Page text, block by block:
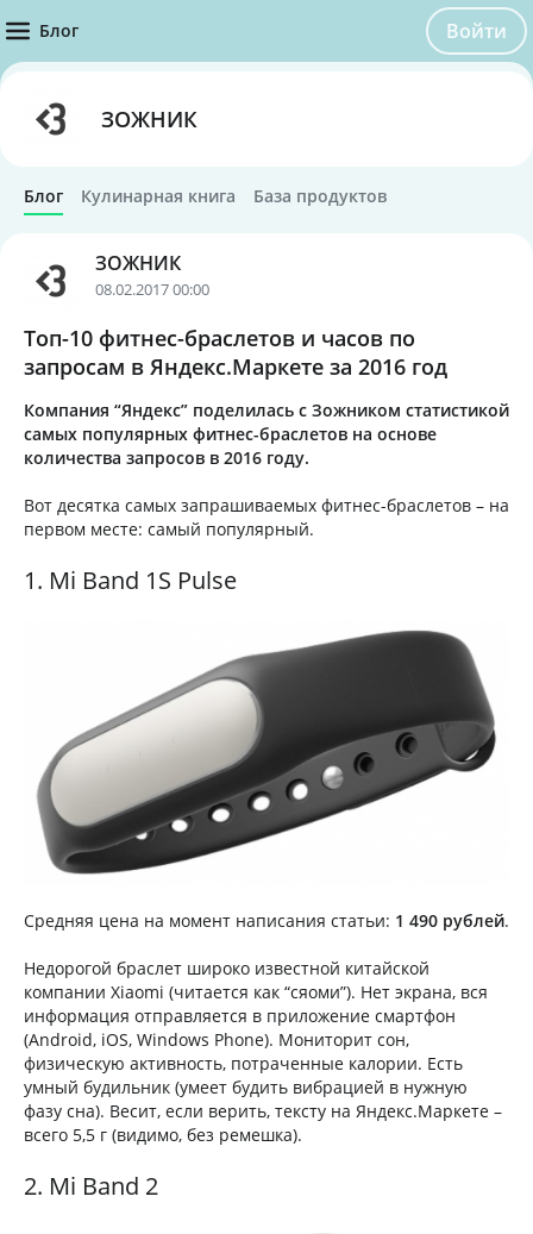
Блог Войти
ЗОЖНИК
Блог Кулинарная книга База продуктов
ЗОЖНИК
08.02.2017 00:00
Топ-10 фитнес-браслетов и часов по
запросам в Яндекс.Маркете за 2016 год
Компания “Яндекс” поделилась с Зожником статистикой
самых популярных фитнес-браслетов на основе
количества запросов в 2016 году.
Вот десятка самых запрашиваемых фитнес-браслетов – на
первом месте: самый популярный.
1. Mi Band 1S Pulse
Средняя цена на момент написания статьи: 1 490 рублей.
Недорогой браслет широко известной китайской
компании Xiaomi (читается как “сяоми”). Нет экрана, вся
информация отправляется в приложение смартфон
(Android, iOS, Windows Phone). Мониторит сон,
физическую активность, потраченные калории. Есть
умный будильник (умеет будить вибрацией в нужную
фазу сна). Весит, если верить, тексту на Яндекс.Маркете –
всего 5,5 г (видимо, без ремешка).
2. Mi Band 2